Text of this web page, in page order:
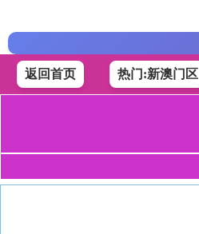
返回首页 热门:新澳门区